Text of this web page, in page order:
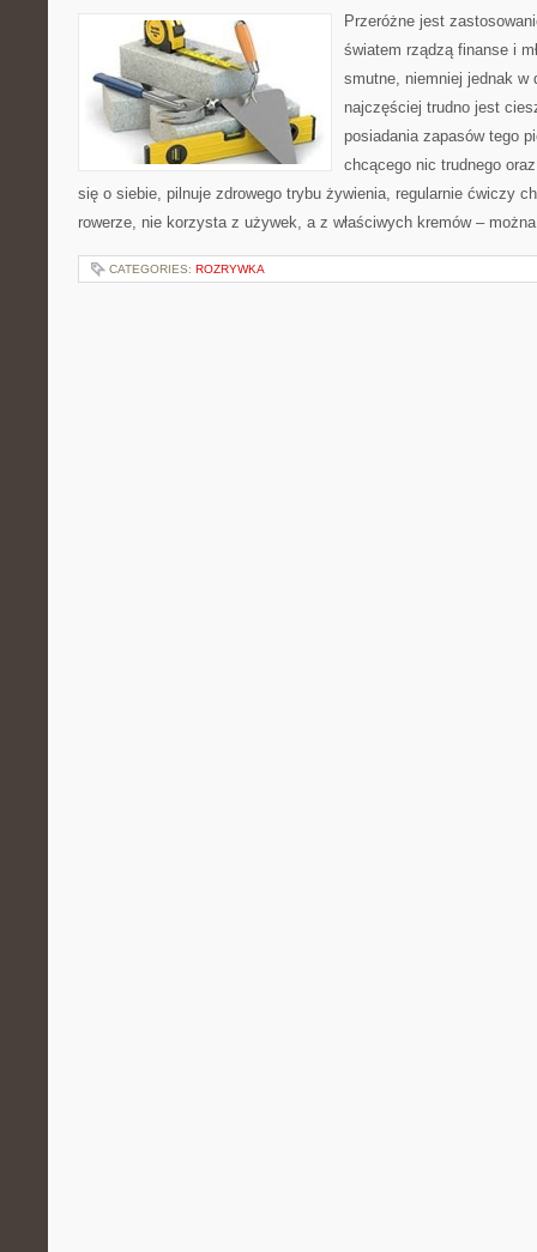
Przeróżne jest
światem rządzą finanse i
smutne, niemniej jednak
najczęściej trudno jest
posiadania zapasów tego
chcącego nic trudnego
się o siebie, pilnuje zdrowego trybu żywienia, regularnie ćwiczy
rowerze, nie korzysta z używek, a z właściwych kremów –
CATEGORIES: ROZRYWKA